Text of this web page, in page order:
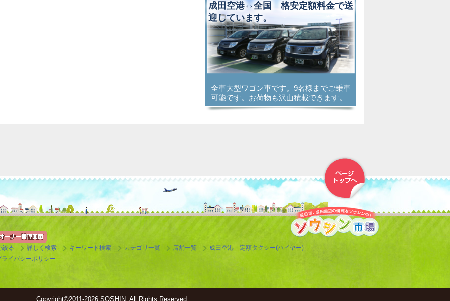
成田空港⇔全国 格安定額料金で送
迎しています。
全車大型ワゴン車です。9名様までご乗車
可能です。お荷物も沢山積載できます。
絞る 詳しく検索 キーワード検索 カテゴリ一覧 店舗一覧
成田空港 定額タクシー(ハイヤー)
ライバシーポリシー
Copyright©2011-2026 SOSHIN. All Rights Reserved.